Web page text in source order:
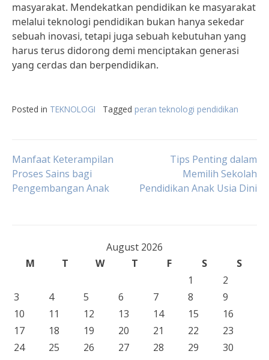
masyarakat. Mendekatkan pendidikan ke masyarakat
melalui teknologi pendidikan bukan hanya sekedar
sebuah inovasi, tetapi juga sebuah kebutuhan yang
harus terus didorong demi menciptakan generasi
yang cerdas dan berpendidikan.
Posted in TEKNOLOGI Tagged peran teknologi pendidikan
Post
navigation
Manfaat Keterampilan
Proses Sains bagi
Pengembangan Anak
Tips Penting dalam
Memilih Sekolah
Pendidikan Anak Usia Dini
August 2026
M
T W T F S
S
1
2
3
4 5 6 7 8
9
10
11 12 13 14 15
16
17
18 19 20 21 22
23
24
25 26 27 28 29
30